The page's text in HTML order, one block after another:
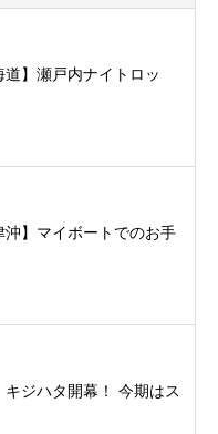
道】瀬戸内ナイトロッ
沖】マイボートでのお手
キジハタ開幕！ 今期はス